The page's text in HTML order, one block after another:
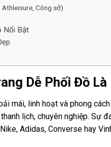
Công sở)
Nổi Bật
Dễ Phối Đồ
mái, linh hoạt và phong
lịch, chuyên nghiệp. Sự
Adidas, Converse hay